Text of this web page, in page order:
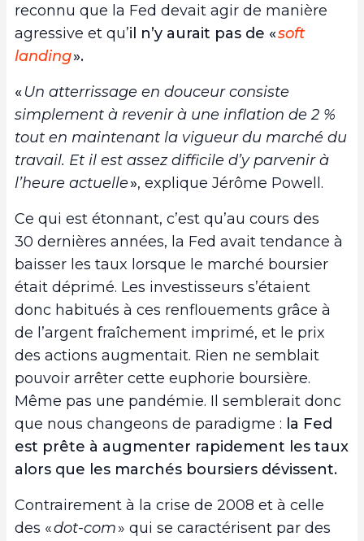
reconnu que la Fed devait agir de manière
agressive et qu’il n’y aurait pas de «soft
landing».
«Un atterrissage en douceur consiste
simplement à revenir à une inflation de 2 %
tout en maintenant la vigueur du marché du
travail. Et il est assez difficile d’y parvenir à
l’heure actuelle», explique Jérôme Powell.
Ce qui est étonnant, c’est qu’au cours des
30 dernières années, la Fed avait tendance à
baisser les taux lorsque le marché boursier
était déprimé. Les investisseurs s’étaient
donc habitués à ces renflouements grâce à
de l’argent fraîchement imprimé, et le prix
des actions augmentait. Rien ne semblait
pouvoir arrêter cette euphorie boursière.
Même pas une pandémie. Il semblerait donc
que nous changeons de paradigme : la Fed
est prête à augmenter rapidement les taux
alors que les marchés boursiers dévissent.
Contrairement à la crise de 2008 et à celle
des «dot-com» qui se caractérisent par des